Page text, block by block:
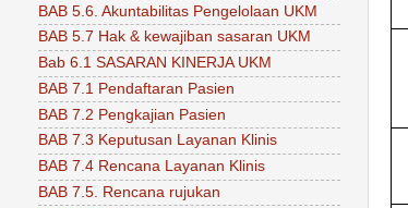
BAB 5.6. Akuntabilitas Pengelolaan UKM
BAB 5.7 Hak & kewajiban sasaran UKM
Bab 6.1 SASARAN KINERJA UKM
BAB 7.1 Pendaftaran Pasien
BAB 7.2 Pengkajian Pasien
BAB 7.3 Keputusan Layanan Klinis
BAB 7.4 Rencana Layanan Klinis
BAB 7.5. Rencana rujukan